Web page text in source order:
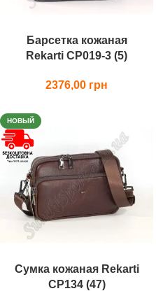
Барсетка кожаная
Rekarti СР019-3 (5)
2376,00
НОВЫЙ
Сумка кожаная Rekarti
СР134 (47)